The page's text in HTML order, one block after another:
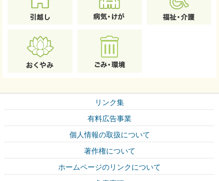
リンク集
有料広告事業
個人情報の取扱について
著作権について
ホームページのリンクについて